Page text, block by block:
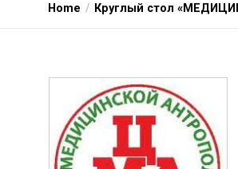
Home Круглый стол